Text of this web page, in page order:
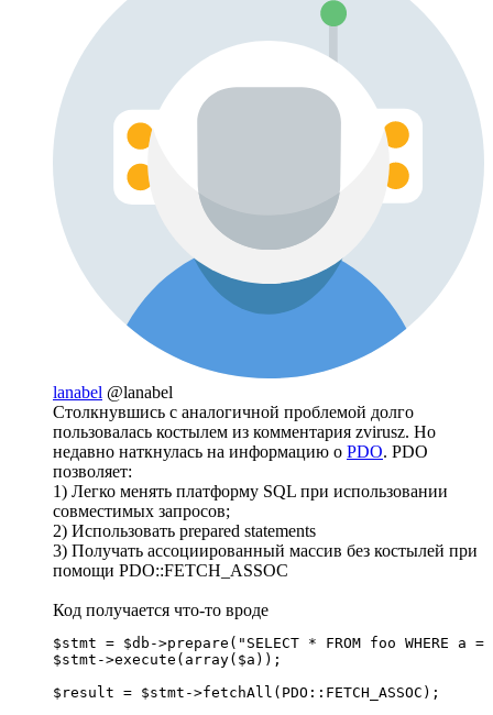
lanabel @lanabel
Столкнувшись с аналогичной проблемой долго
пользовалась костылем из комментария zvirusz. Но
недавно наткнулась на информацию о PDO. PDO
позволяет:
1) Легко менять платформу SQL при использовании
совместимых запросов;
2) Использовать prepared statements
3) Получать ассоциированный массив без костылей при
помощи PDO::FETCH_ASSOC
Код получается что-то вроде
$stmt = $db->prepare("SELECT * FROM foo WHERE a
$stmt->execute(array($a));